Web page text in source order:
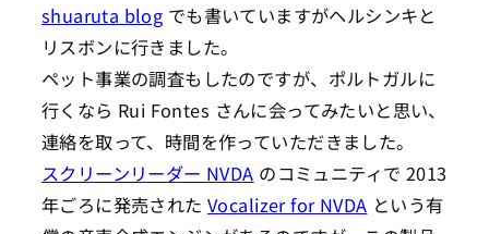
shuaruta blog でも書いていますがヘルシンキと
リスボンに行きました。
ペット事業の調査もしたのですが、ポルトガルに
行くなら Rui Fontes さんに会ってみたいと思い、
連絡を取って、時間を作っていただきました。
スクリーンリーダー NVDA のコミュニティで 2013
年ごろに発売されたVocalizer for NVDA という有